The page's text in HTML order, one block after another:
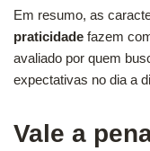
Em resumo, as
praticidade fazem
avaliado por quem
expectativas no dia a
Vale a